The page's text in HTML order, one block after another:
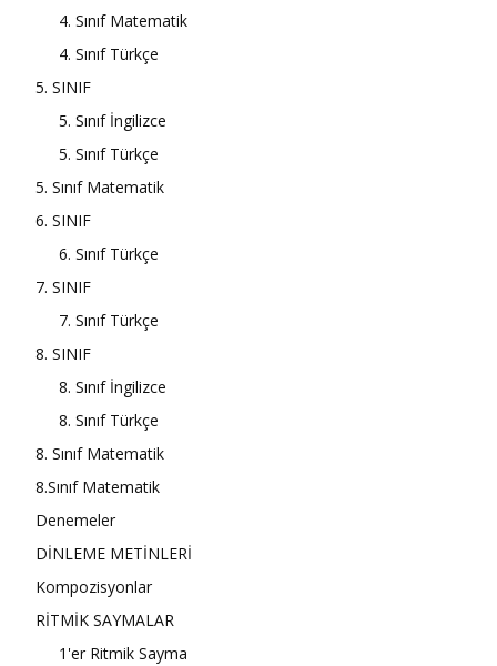
4. Sınıf Matematik
4. Sınıf Türkçe
5. SINIF
5. Sınıf İngilizce
5. Sınıf Türkçe
5. Sınıf Matematik
6. SINIF
6. Sınıf Türkçe
7. SINIF
7. Sınıf Türkçe
8. SINIF
8. Sınıf İngilizce
8. Sınıf Türkçe
8. Sınıf Matematik
8.Sınıf Matematik
Denemeler
DİNLEME METİNLERİ
Kompozisyonlar
RİTMİK SAYMALAR
1'er Ritmik Sayma